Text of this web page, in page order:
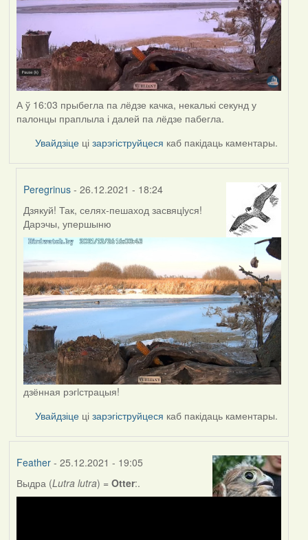
А ў 16:03 прыбегла па лёдзе качка, некалькі секунд у
палонцы праплыла і далей па лёдзе пабегла.
Увайдзіце цізарэгіструйцеся каб пакідаць каментары.
Peregrinus - 26.12.2021 - 18:24
In
reply
to
by
Lighty
Дзякуй! Так, селях-пешаход засвяцiуся!
Дарэчы, упершыню
дзённая рэгiстрацыя!
Увайдзіце цізарэгіструйцеся каб пакідаць каментары.
Feather- 25.12.2021 - 19:05
Выдра (Lutra lutra) = Otter:.